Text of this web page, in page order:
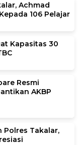
Achmad
106 Pelajar
Kapasitas 30
Resmi
AKBP
Polres Takalar,